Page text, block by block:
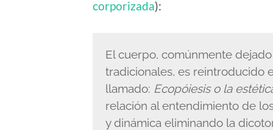
corporizada):
El cuerpo, comúnmente
tradicionales, es reintroducido
llamado: Ecopóiesis o la
relación al entendimiento de
y dinámica eliminando la